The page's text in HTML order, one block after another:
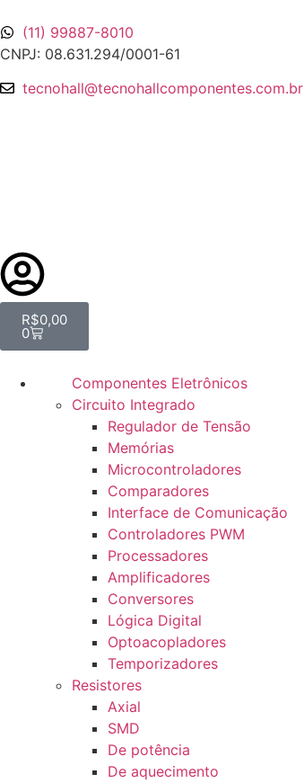
(11) 99887-8010
CNPJ: 08.631.294/0001-61
tecnohall@tecnohallcomponentes.com.br
R$0,00
0
Componentes Eletrônicos
Circuito Integrado
Regulador de Tensão
Memórias
Microcontroladores
Comparadores
Interface de Comunicação
Controladores PWM
Processadores
Amplificadores
Conversores
Lógica Digital
Optoacopladores
Temporizadores
Resistores
Axial
SMD
De potência
De aquecimento